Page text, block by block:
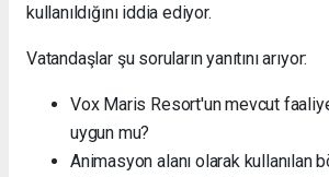
kullanıldığını iddia ediyor.
Vatandaşlar şu soruların yanıtını arıyor:
Vox Maris Resort'un mevcut
uygun mu?
Animasyon alanı olarak kullanılan